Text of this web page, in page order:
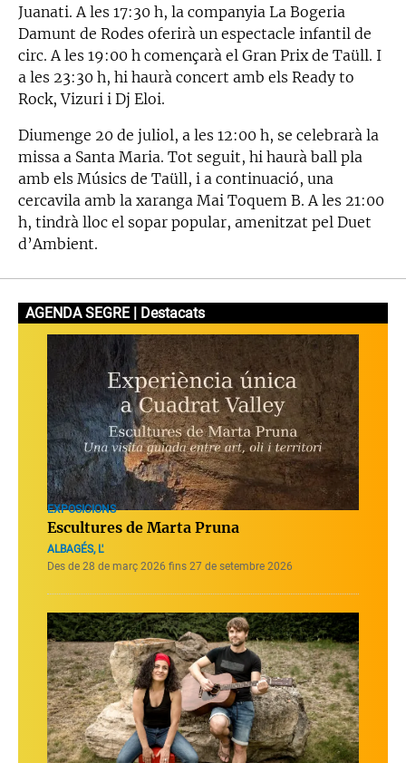
Juanati. A les 17:30 h, la companyia La Bogeria
Damunt de Rodes oferirà un espectacle infantil de
circ. A les 19:00 h començarà el Gran Prix de Taüll. I
a les 23:30 h, hi haurà concert amb els Ready to
Rock, Vizuri i Dj Eloi.
Diumenge 20 de juliol, a les 12:00 h, se celebrarà la
missa a Santa Maria. Tot seguit, hi haurà ball pla
amb els Músics de Taüll, i a continuació, una
cercavila amb la xaranga Mai Toquem B. A les 21:00
h, tindrà lloc el sopar popular, amenitzat pel Duet
d’Ambient.
AGENDA SEGRE | Destacats
EXPOSICIONS
Escultures de Marta Pruna
ALBAGÉS, L'
Des de 28 de març 2026 fins 27 de setembre 2026